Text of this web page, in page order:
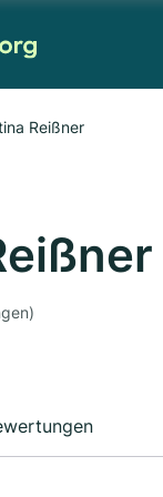
Reißner